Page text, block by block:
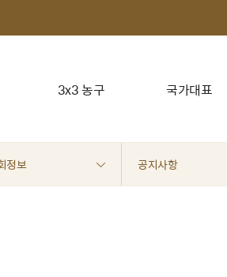
3x3 농구 국가대표
정보 공지사항